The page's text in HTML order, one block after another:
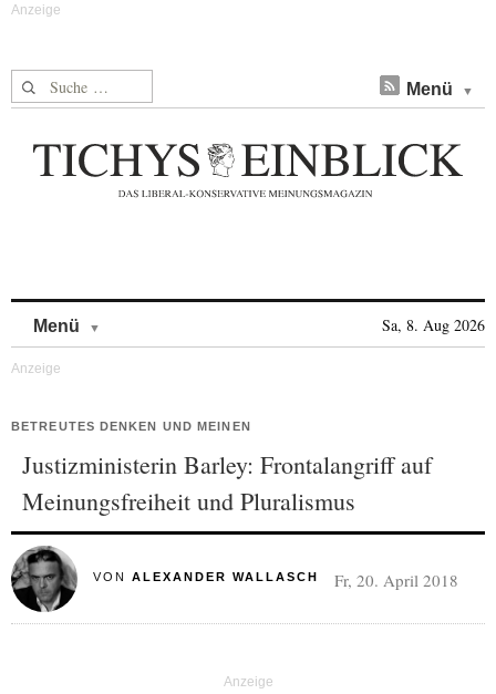
Suche nach: Menü
Menü Sa, 8. Aug 2026
BETREUTES DENKEN UND MEINEN
Justizministerin Barley: Frontalangriff auf
Meinungsfreiheit und Pluralismus
VON ALEXANDER WALLASCH Fr, 20. April 2018